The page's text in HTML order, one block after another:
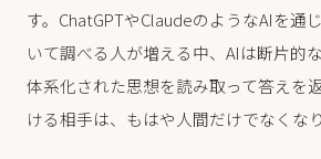
す。ChatGPTやClaudeのようなAIを通
いて調べる人が増える中、AIは断片的な
体系化された思想を読み取って答えを
ける相手は、もはや人間だけでなくな